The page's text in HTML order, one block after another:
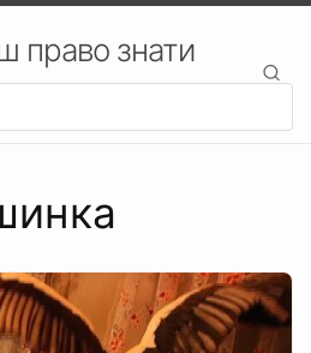
право знати